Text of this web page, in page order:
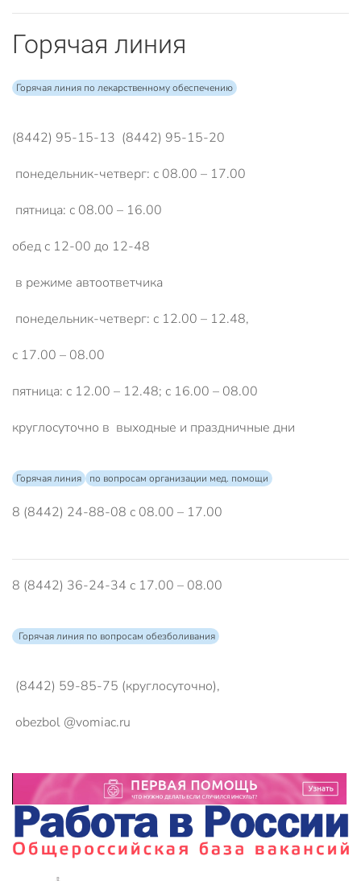
Горячая линия
Горячая линия по лекарственному обеспечению
(8442) 95-15-13 (8442) 95-15-20
понедельник-четверг: с 08.00 – 17.00
пятница: с 08.00 – 16.00
обед с 12-00 до 12-48
в режиме автоответчика
понедельник-четверг: с 12.00 – 12.48,
с 17.00 – 08.00
пятница: с 12.00 – 12.48; с 16.00 – 08.00
круглосуточно в выходные и праздничные дни
Горячая линия по вопросам организации мед. помощи
8 (8442) 24-88-08 с 08.00 – 17.00
8 (8442) 36-24-34 с 17.00 – 08.00
Горячая линия по вопросам обезболивания
(8442) 59-85-75 (круглосуточно),
obezbol @vomiac.ru